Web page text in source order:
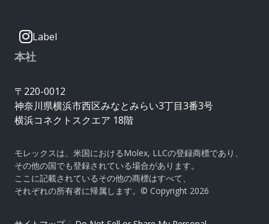
Label
本社
〒220-0012
神奈川県横浜市西区みなとみらい3丁目3番3号
横浜コネクトスクエア 18階
モレックスは、米国におけるMolex, LLCの登録商標であり、
その他の国でも登録されている場合があります。
ここに記載されているその他の商標はすべて、
それぞれの所有者に帰属します。© Copyright 2026